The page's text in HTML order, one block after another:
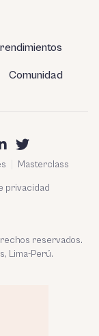
Comunidad
Masterclass
privacidad
reservados.
Lima-Perú.